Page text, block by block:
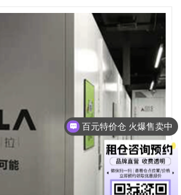
百元特价仓 火爆售卖中